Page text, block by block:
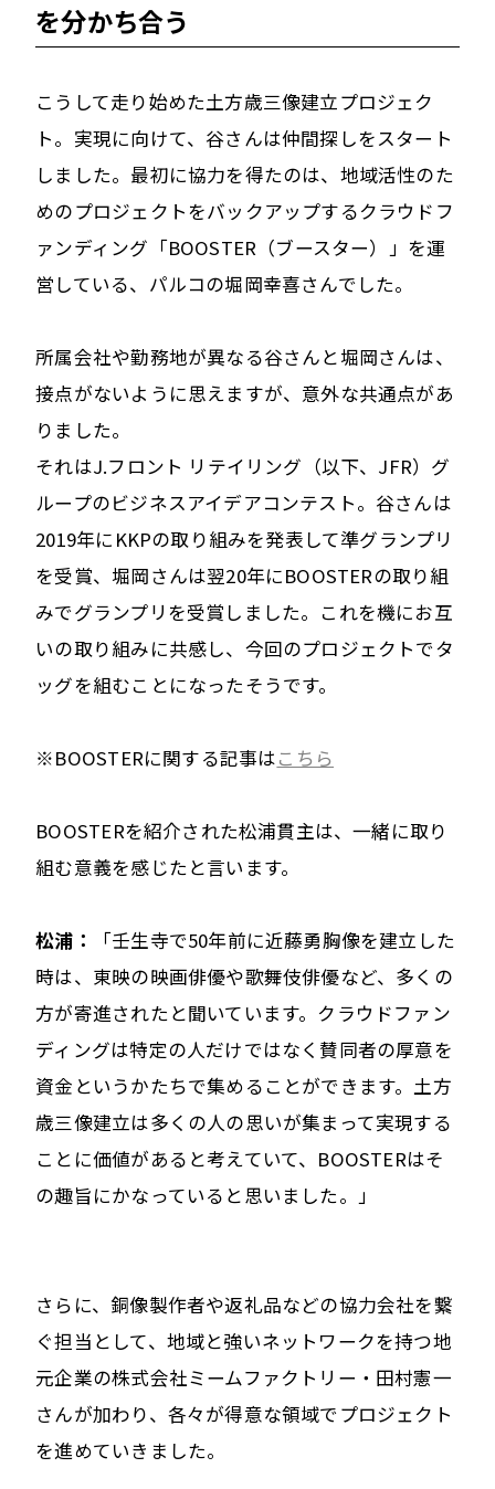
を分かち合う
こうして走り始めた土方歳三像建立プロジェク
ト。実現に向けて、谷さんは仲間探しをスタート
しました。最初に協力を得たのは、地域活性のた
めのプロジェクトをバックアップするクラウドフ
ァンディング「BOOSTER（ブースター）」を運
営している、パルコの堀岡幸喜さんでした。
所属会社や勤務地が異なる谷さんと堀岡さんは、
接点がないように思えますが、意外な共通点があ
りました。
それはJ.フロント リテイリング（以下、JFR）グ
ループのビジネスアイデアコンテスト。谷さんは
2019年にKKPの取り組みを発表して準グランプリ
を受賞、堀岡さんは翌20年にBOOSTERの取り組
みでグランプリを受賞しました。これを機にお互
いの取り組みに共感し、今回のプロジェクトでタ
ッグを組むことになったそうです。
※BOOSTERに関する記事はこちら
BOOSTERを紹介された松浦貫主は、一緒に取り
組む意義を感じたと言います。
松浦：
「壬生寺で50年前に近藤勇胸像を建立した
時は、東映の映画俳優や歌舞伎俳優など、多くの
方が寄進されたと聞いています。クラウドファン
ディングは特定の人だけではなく賛同者の厚意を
資金というかたちで集めることができます。土方
歳三像建立は多くの人の思いが集まって実現する
ことに価値があると考えていて、BOOSTERはそ
の趣旨にかなっていると思いました。」
さらに、銅像製作者や返礼品などの協力会社を繋
ぐ担当として、地域と強いネットワークを持つ地
元企業の株式会社ミームファクトリー・田村憲一
さんが加わり、各々が得意な領域でプロジェクト
を進めていきました。